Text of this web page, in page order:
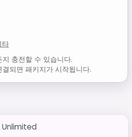
타
충전할 수 있습니다.
되면 패키지가 시작됩니다.
Unlimited